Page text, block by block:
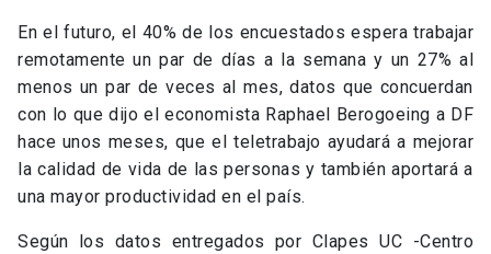
En el futuro, el 40% de los encuestados espera trabajar
remotamente un par de días a la semana y un 27% al
menos un par de veces al mes, datos que concuerdan
con lo que dijo el economista Raphael Berogoeing a DF
hace unos meses, que el teletrabajo ayudará a mejorar
la calidad de vida de las personas y también aportará a
una mayor productividad en el país.
Según los datos entregados por Clapes UC -Centro